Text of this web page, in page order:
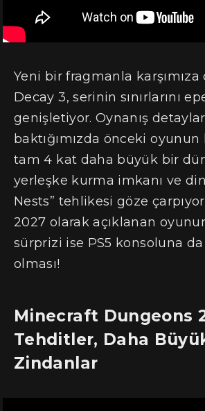
Yeni bir fragmanla karşımıza
Decay 3, serinin sınırlarını
genişletiyor. Oynanış
baktığımızda önceki oyunun
tam 4 kat daha büyük bir
yerleşke kurma imkanı ve
Nests” tehlikesi göze
2027 olarak açıklanan
sürprizi ise PS5 konsoluna
olması!
Minecraft Dungeons
Tehditler, Daha
Zindanlar